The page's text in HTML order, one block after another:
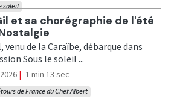
et sa chorégraphie de l'été
soleil
venu de la Caraïbe, débarque dans
Sous le soleil ...
| 1 min 13 sec
de France du Chef Albert